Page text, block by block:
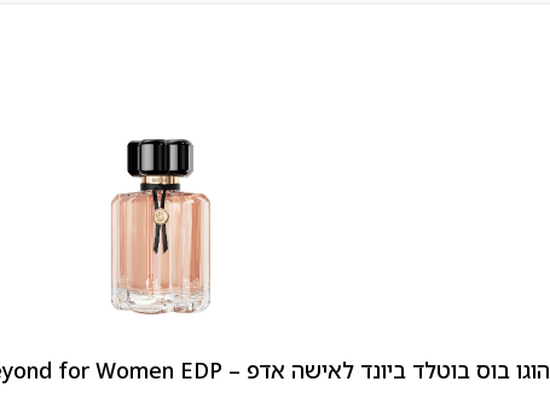
הוגו בוס בוטלד ביונד לאישה אדפ – Hugo Boss Bottled Beyond for Women EDP